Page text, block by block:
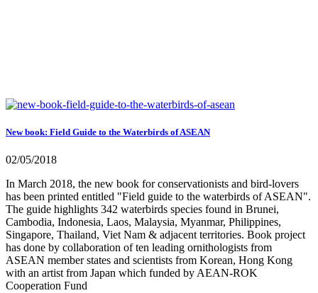
New book: Field Guide to the Waterbirds of ASEAN
02/05/2018
In March 2018, the new book for conservationists and bird-lovers
has been printed entitled "Field guide to the waterbirds of ASEAN".
The guide highlights 342 waterbirds species found in Brunei,
Cambodia, Indonesia, Laos, Malaysia, Myanmar, Philippines,
Singapore, Thailand, Viet Nam & adjacent territories. Book project
has done by collaboration of ten leading ornithologists from
ASEAN member states and scientists from Korean, Hong Kong
with an artist from Japan which funded by AEAN-ROK
Cooperation Fund